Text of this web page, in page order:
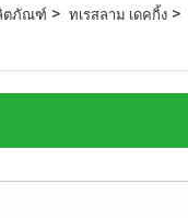
ตภัณฑ์> ทเรสลาม เดคกิ้ง>